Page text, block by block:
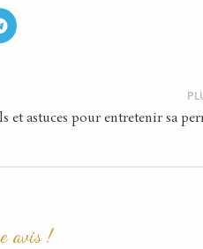
et astuces pour entretenir sa